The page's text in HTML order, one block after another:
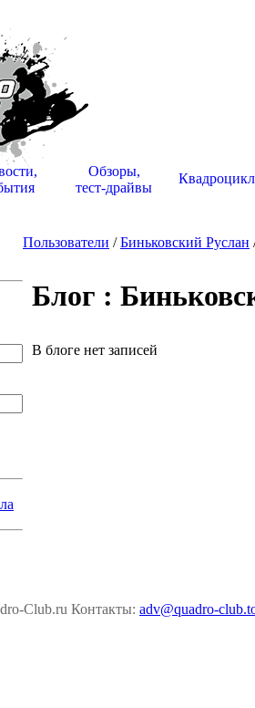
Обзоры,
тест-драйвы
Пользователи /Биньковский Руслан
Блог :
В блоге нет записей
Club.ru Контакты: adv@quadro-